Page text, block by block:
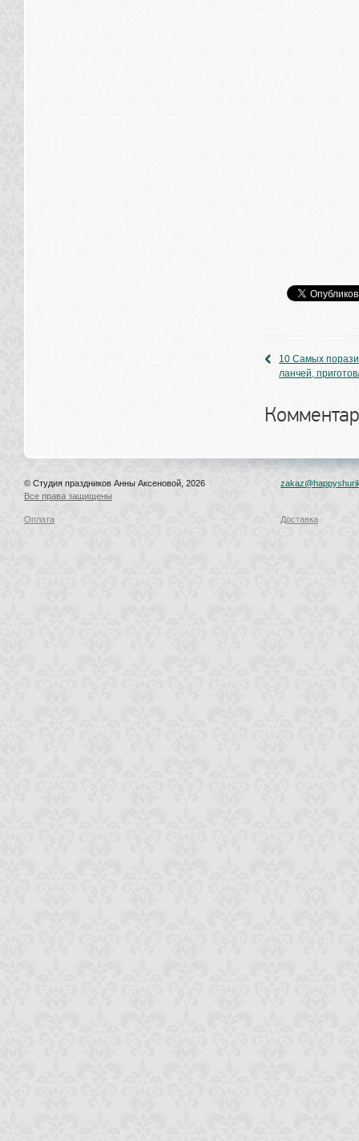
10 Самых
ланчей,
© Студия праздников Анны Аксеновой, 2026
Все права защищены
Оплата Доставка